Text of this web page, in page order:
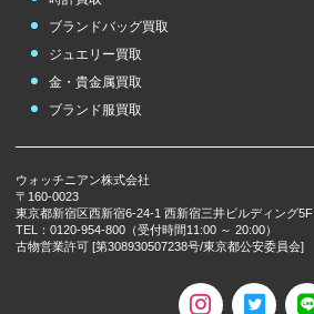
ブランドバッグ買取
ジュエリー買取
金・貴金属買取
ブランド服買取
ウォッチニアン株式会社
〒160-0023
東京都新宿区西新宿6-24-1 西新宿三井ビルディング5F
TEL：0120-954-800（受付時間11:00 ～ 20:00）
古物営業許可 [第308930507238号/東京都公安委員会]